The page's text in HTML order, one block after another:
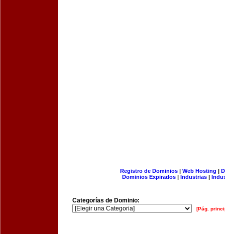
Registro de Dominios| Web Hosting |
Dominios Expirados | Industrias |
Categorías de Dominio:
[Pág.